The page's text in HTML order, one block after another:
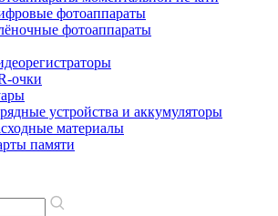
фотоаппараты
фотоаппараты
очки
устройства и аккумуляторы
материалы
памяти